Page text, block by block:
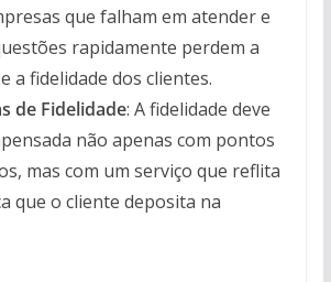
que falham em atender e
rapidamente perdem a
a fidelidade dos clientes.
de Fidelidade: A fidelidade deve
não apenas com pontos
mas com um serviço que reflita
que o cliente deposita na